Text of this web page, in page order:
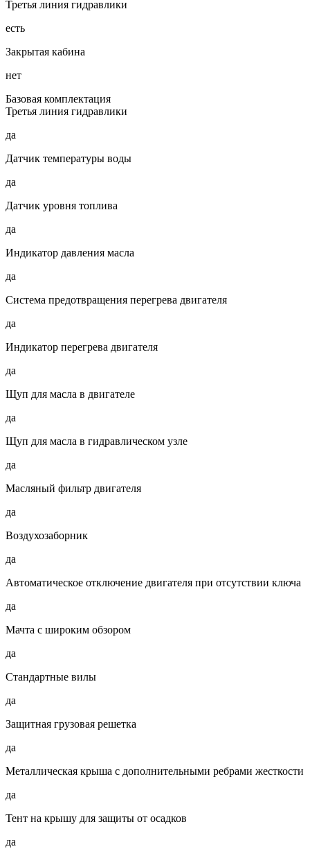
Третья линия гидравлики
есть
Закрытая кабина
нет
Базовая комплектация
Третья линия гидравлики
да
Датчик температуры воды
да
Датчик уровня топлива
да
Индикатор давления масла
да
Система предотвращения перегрева двигателя
да
Индикатор перегрева двигателя
да
Щуп для масла в двигателе
да
Щуп для масла в гидравлическом узле
да
Масляный фильтр двигателя
да
Воздухозаборник
да
Автоматическое отключение двигателя при отсутствии ключа
да
Мачта с широким обзором
да
Стандартные вилы
да
Защитная грузовая решетка
да
Металлическая крыша с дополнительными ребрами жесткости
да
Тент на крышу для защиты от осадков
да